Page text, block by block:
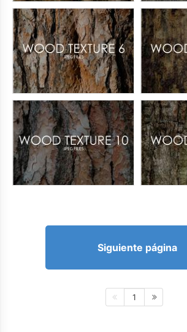
Siguiente página
1